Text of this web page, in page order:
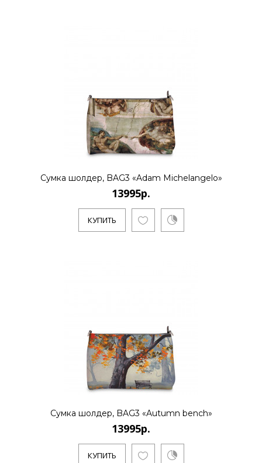
13995р.
..
КУПИТЬ
13995р.
13995р.
Сумка шолдер, BAG3 «Adam Michelangelo»
13995р.
КУПИТЬ
Сумка шолдер, BAG3 «Autumn bench»
13995р.
КУПИТЬ